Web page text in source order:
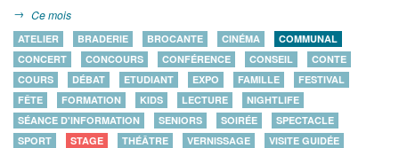
Ce mois
ATELIER BRADERIE BROCANTE CINÉMA
COMMUNAL
CONCERT
CONCOURS CONFÉRENCE CONSEIL
CONTE
COURS
DÉBAT ETUDIANT EXPO FAMILLE
FESTIVAL
FÊTE
FORMATION KIDS LECTURE
NIGHTLIFE
SÉANCE D'INFORMATION
SENIORS SOIRÉE
SPECTACLE
SPORT
STAGE THÉÂTRE VERNISSAGE VISITE GUIDÉE